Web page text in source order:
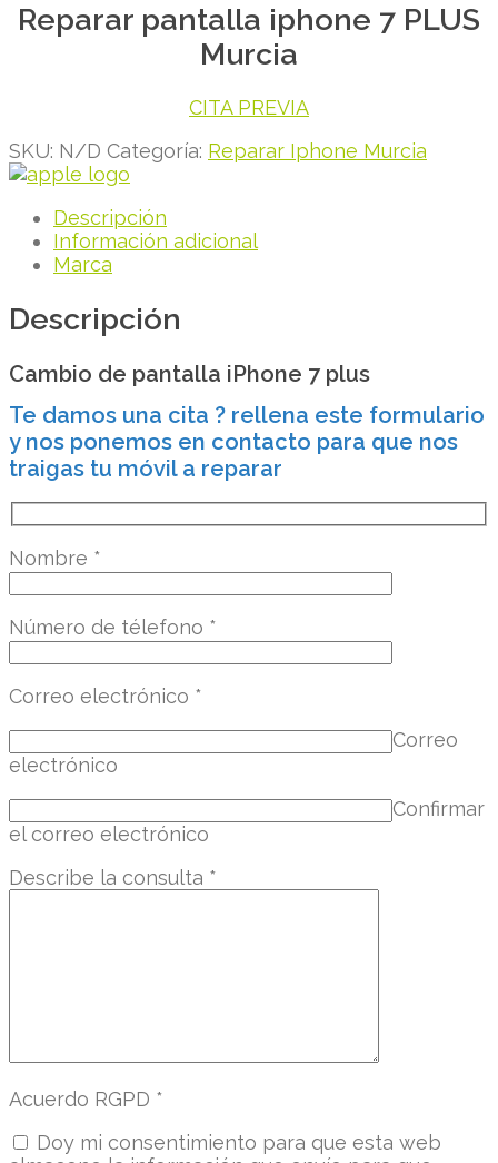
Reparar pantalla iphone 7 PLUS
Murcia
CITA PREVIA
SKU: N/D Categoría: Reparar Iphone Murcia
Descripción
Información adicional
Marca
Descripción
Cambio de pantalla iPhone 7 plus
Te damos una cita ? rellena este formulario
y nos ponemos en contacto para que nos
traigas tu móvil a reparar
Nombre *
Número de télefono *
Correo electrónico *
Correo
electrónico
Confirmar
el correo electrónico
Describe la consulta *
Acuerdo RGPD *
Doy mi consentimiento para que esta web